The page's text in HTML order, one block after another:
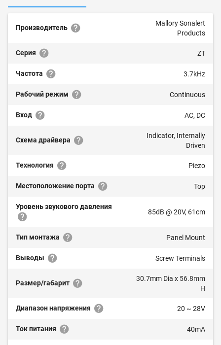
Производитель
Mallory Sonalert
Products
Серия ZT
Частота 3.7kHz
Рабочий режим Continuous
Вход AC, DC
Схема драйвера
Indicator, Internally
Driven
Технология Piezo
Местоположение порта Top
Уровень звукового давления
85dB @ 20V, 61cm
Тип монтажа Panel Mount
Выводы Screw Terminals
Размер/габарит
30.7mm Dia x 56.8mm
H
Диапазон напряжения 20 ~ 28V
Ток питания 40mA